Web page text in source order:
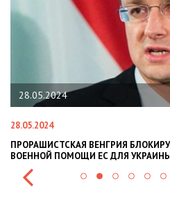
28.05.2024
28.05.2024
ПРОРАШИСТСКАЯ ВЕНГРИЯ
ВОЕННОЙ ПОМОЩИ ЕС ДЛЯ